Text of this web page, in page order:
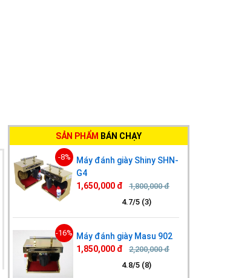
SẢN PHẨM BÁN CHẠY
-8%
Máy đánh giày Shiny SHN-
G4
1,650,000 đ
1,800,000 đ
4.7/5 (3)
-16% Máy đánh giày Masu 902
1,850,000 đ
2,200,000 đ
4.8/5 (8)